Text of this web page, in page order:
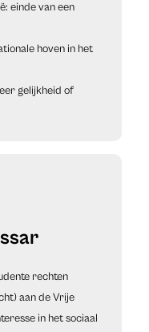
einde van een
hoven in het
gelijkheid of
rechten
aan de Vrije
in het sociaal